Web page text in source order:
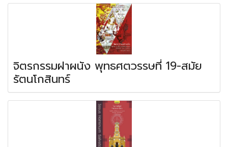
จิตรกรรมฝาผนัง พุทธศตวรรษที่ 19-สมัย
รัตนโกสินทร์